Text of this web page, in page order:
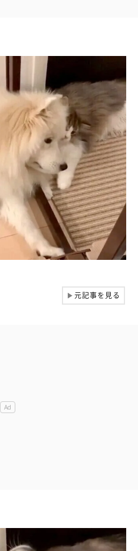
▶元記事を見る